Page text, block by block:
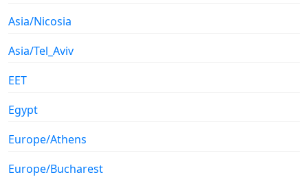
Asia/Nicosia
Asia/Tel_Aviv
EET
Egypt
Europe/Athens
Europe/Bucharest